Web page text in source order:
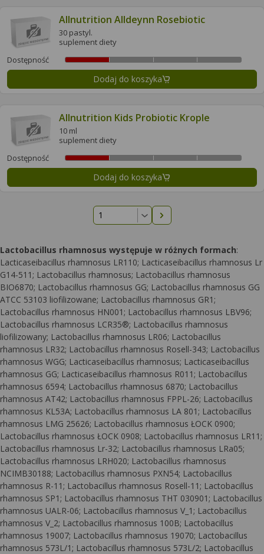
Allnutrition Alldeynn Rosebiotic
30 pastyl.
suplement diety
Dostępność
Dodaj do koszyka
Allnutrition Kids Probiotic Krople
10 ml
suplement diety
Dostępność
Dodaj do koszyka
Następna strona
Lactobacillus rhamnosus występuje w różnych formach:
Lacticaseibacillus rhamnosus LR110; Lacticaseibacillus rhamnosus Lr
G14-511; Lactobacillus rhamnosus; Lactobacillus rhamnosus
BIO6870; Lactobacillus rhamnosus GG; Lactobacillus rhamnosus GG
ATCC 53103 liofilizowane; Lactobacillus rhamnosus GR1;
Lactobacillus rhamnosus HN001; Lactobacillus rhamnosus LBV96;
Lactobacillus rhamnosus LCR35®; Lactobacillus rhamnosus
liofilizowany; Lactobacillus rhamnosus LR06; Lactobacillus
rhamnosus LR32; Lactobacillus rhamnosus Rosell-343; Lactobacillus
rhamnosus WGG; Lacticaseibacillus rhamnosus; Lacticaseibacillus
rhamnosus GG; Lacticaseibacillus rhamnosus R011; Lactobacillus
rhamnosus 6594; Lactobacillus rhamnosus 6870; Lactobacillus
rhamnosus AT42; Lactobacillus rhamnosus FPPL-26; Lactobacillus
rhamnosus KL53A; Lactobacillus rhamnosus LA 801; Lactobacillus
rhamnosus LMG 25626; Lactobacillus rhamnosus ŁOCK 0900;
Lactobacillus rhamnosus ŁOCK 0908; Lactobacillus rhamnosus LR11;
Lactobacillus rhamnosus Lr-32; Lactobacillus rhamnosus LRa05;
Lactobacillus rhamnosus LRH020; Lactobacillus rhamnosus
NCIMB30188; Lactobacillus rhamnosus PXN54; Lactobacillus
rhamnosus R-11; Lactobacillus rhamnosus Rosell-11; Lactobacillus
rhamnosus SP1; Lactobacillus rhamnosus THT 030901; Lactobacillus
rhamnosus UALR-06; Lactobacillus rhamnosus V_1; Lactobacillus
rhamnosus V_2; Lactobacillus rhamnosus 100B; Lactobacillus
rhamnosus 19007; Lactobacillus rhamnosus 19070; Lactobacillus
rhamnosus 573L/1; Lactobacillus rhamnosus 573L/2; Lactobacillus